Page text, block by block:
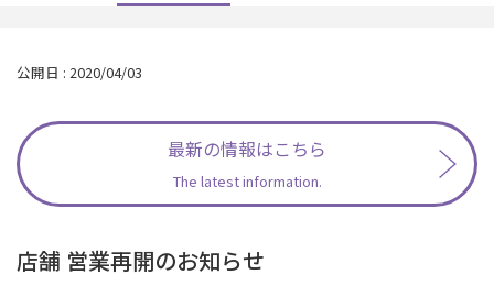
公開日 : 2020/04/03
最新の情報はこちら
The latest information.
店舗 営業再開のお知らせ